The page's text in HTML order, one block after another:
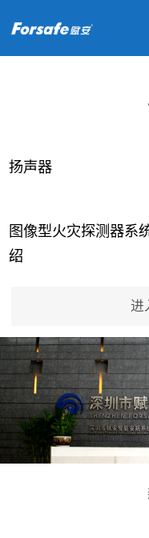
扬声器
图像型火灾探测器系
绍
...
事故频发，传统的火灾
测方法已无法满足要求
尤其是目前众多的大型
剧院、会议展览中心、
育馆、大型仓库和隧道
间等，其建筑结构特殊
火灾隐患多。一旦发生
进